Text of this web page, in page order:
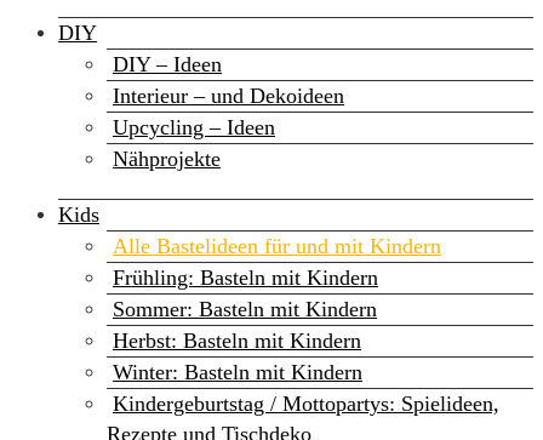
DIY
DIY – Ideen
Interieur – und Dekoideen
Upcycling – Ideen
Nähprojekte
Kids
Alle Bastelideen für und mit Kindern
Frühling: Basteln mit Kindern
Sommer: Basteln mit Kindern
Herbst: Basteln mit Kindern
Winter: Basteln mit Kindern
Kindergeburtstag / Mottopartys: Spielideen,
Rezepte und Tischdeko